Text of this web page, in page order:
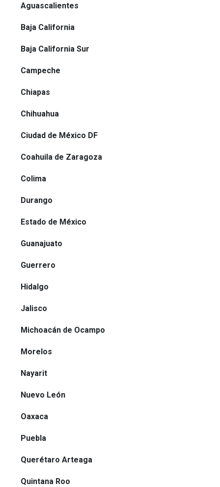
Aguascalientes
Baja California
Baja California Sur
Campeche
Chiapas
Chihuahua
Ciudad de México DF
Coahuila de Zaragoza
Colima
Durango
Estado de México
Guanajuato
Guerrero
Hidalgo
Jalisco
Michoacán de Ocampo
Morelos
Nayarit
Nuevo León
Oaxaca
Puebla
Querétaro Arteaga
Quintana Roo